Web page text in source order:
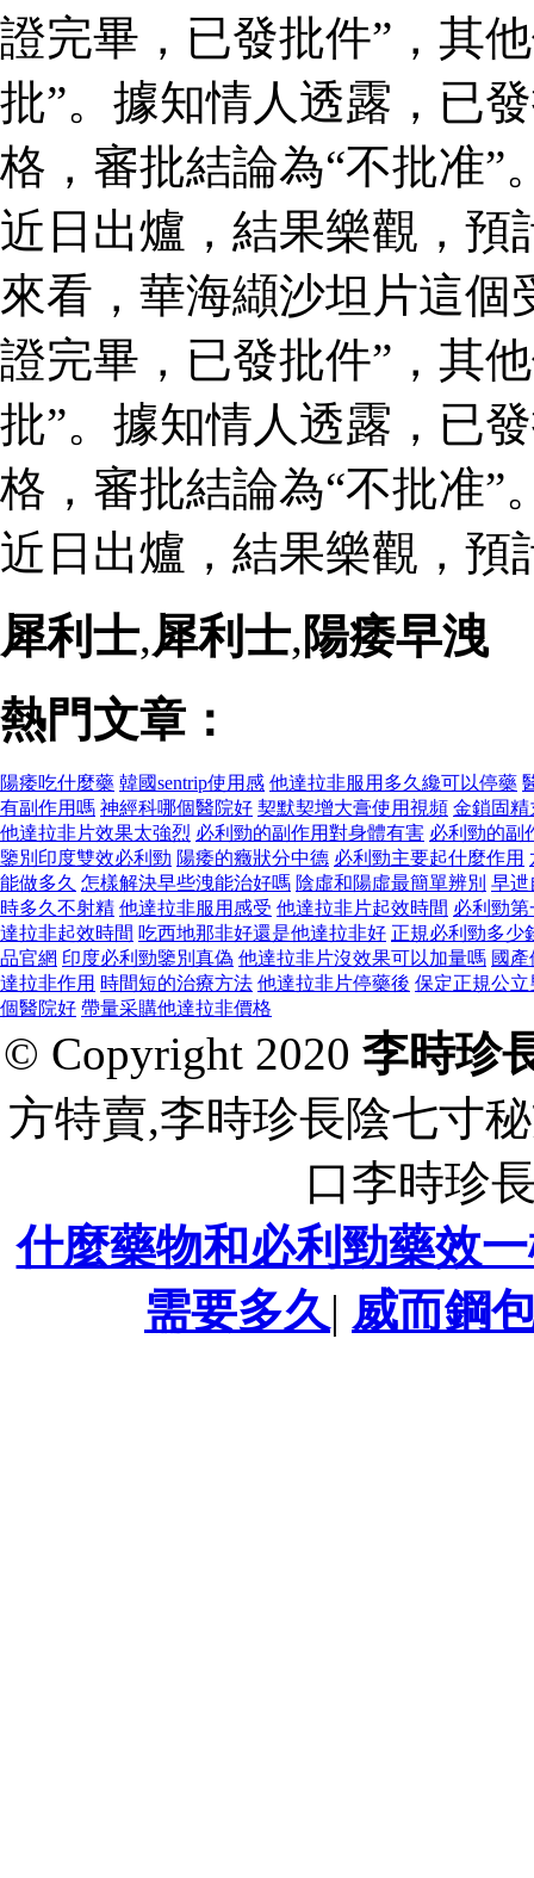
證完畢，已發批件”，其
批”。據知情人透露，已
格，審批結論為“不批准”
近日出爐，結果樂觀，預
來看，華海纈沙坦片這個
證完畢，已發批件”，其
批”。據知情人透露，已
格，審批結論為“不批准”
近日出爐，結果樂觀，預
犀利士,犀利士, 陽痿早洩
熱門文章：
陽痿吃什麼藥 韓國sentrip使用感 他達拉非服用多久纔可以停藥
有副作用嗎 神經科哪個醫院好 契默契增大膏使用視頻 金鎖固精
他達拉非片效果太強烈 必利勁的副作用對身體有害 必利勁的副
鑒別印度雙效必利勁 陽痿的癥狀分中德 必利勁主要起什麼作用
能做多久 怎樣解決早些洩能治好嗎 陰虛和陽虛最簡單辨別 早迣
時多久不射精 他達拉非服用感受 他達拉非片起效時間 必利勁
達拉非起效時間 吃西地那非好還是他達拉非好 正規必利勁多少
品官網 印度必利勁鑒別真偽 他達拉非片沒效果可以加量嗎 國
達拉非作用 時間短的治療方法 他達拉非片停藥後 保定正規公立
個醫院好 帶量采購他達拉非價格
© Copyright 2020 李時珍
方特賣,李時珍長陰七寸
口李時珍
什麼藥物和必利勁藥效
需要多久| 威而鋼